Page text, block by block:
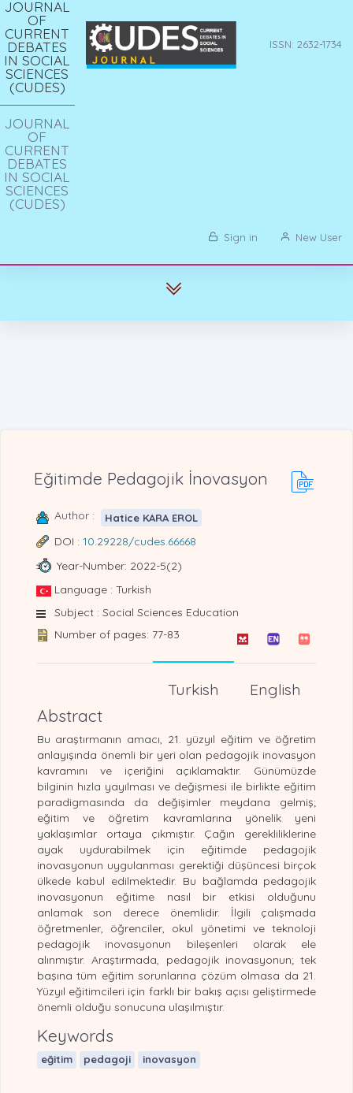
ISSN: 2632-1734
JOURNAL
OF
CURRENT
DEBATES
IN SOCIAL
SCIENCES
(CUDES)
JOURNAL
OF
CURRENT
DEBATES
IN SOCIAL
SCIENCES
(CUDES)
Sign in New User
Eğitimde Pedagojik İnovasyon
Author : Hatice KARA EROL
DOI : 10.29228/cudes.66668
Year-Number: 2022-5(2)
Language : Turkish
Subject : Social Sciences Education
Number of pages: 77-83
English
Turkish
Abstract
Bu araştırmanın amacı, 21. yüzyıl eğitim ve öğretim
anlayışında önemli bir yeri olan pedagojik inovasyon
kavramını ve içeriğini açıklamaktır. Günümüzde
bilginin hızla yayılması ve değişmesi ile birlikte eğitim
paradigmasında da değişimler meydana gelmiş;
eğitim ve öğretim kavramlarına yönelik yeni
yaklaşımlar ortaya çıkmıştır. Çağın gerekliliklerine
ayak uydurabilmek için eğitimde pedagojik
inovasyonun uygulanması gerektiği düşüncesi birçok
ülkede kabul edilmektedir. Bu bağlamda pedagojik
inovasyonun eğitime nasıl bir etkisi olduğunu
anlamak son derece önemlidir. İlgili çalışmada
öğretmenler, öğrenciler, okul yönetimi ve teknoloji
pedagojik inovasyonun bileşenleri olarak ele
alınmıştır. Araştırmada, pedagojik inovasyonun; tek
başına tüm eğitim sorunlarına çözüm olmasa da 21.
Yüzyıl eğitimcileri için farklı bir bakış açısı geliştirmede
önemli olduğu sonucuna ulaşılmıştır.
Keywords
eğitim pedagoji inovasyon